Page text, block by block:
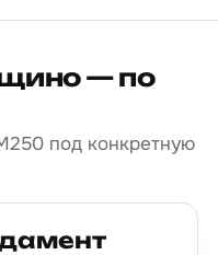
— по
под конкретную